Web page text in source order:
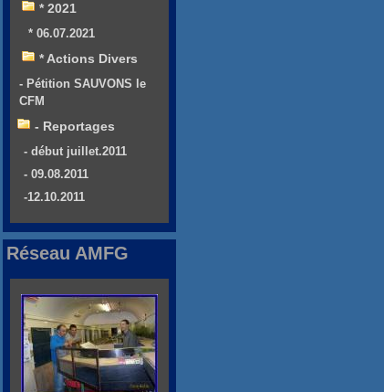
* 2021
* 06.07.2021
* Actions Divers
- Pétition SAUVONS le
CFM
- Reportages
- début juillet.2011
- 09.08.2011
-12.10.2011
Réseau AMFG